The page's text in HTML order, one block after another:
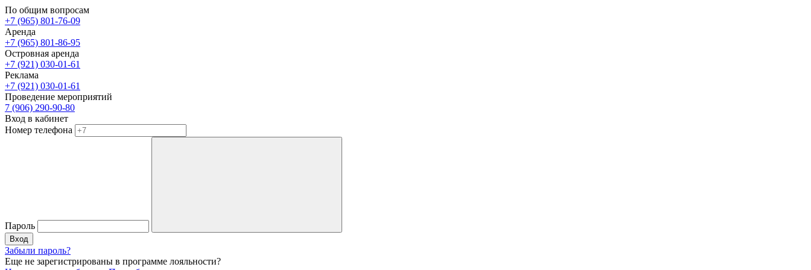
По общим вопросам
+7 (965) 801-76-09
Аренда
+7 (965) 801-86-95
Островная аренда
+7 (921) 030-01-61
Реклама
+7 (921) 030-01-61
Проведение мероприятий
7 (906) 290-90-80
Вход в кабинет
Номер телефона
Пароль
Вход
Забыли пароль?
Еще не зарегистрированы в программе лояльности?